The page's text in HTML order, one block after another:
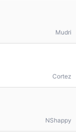
Mudri
Cortez
NShappy